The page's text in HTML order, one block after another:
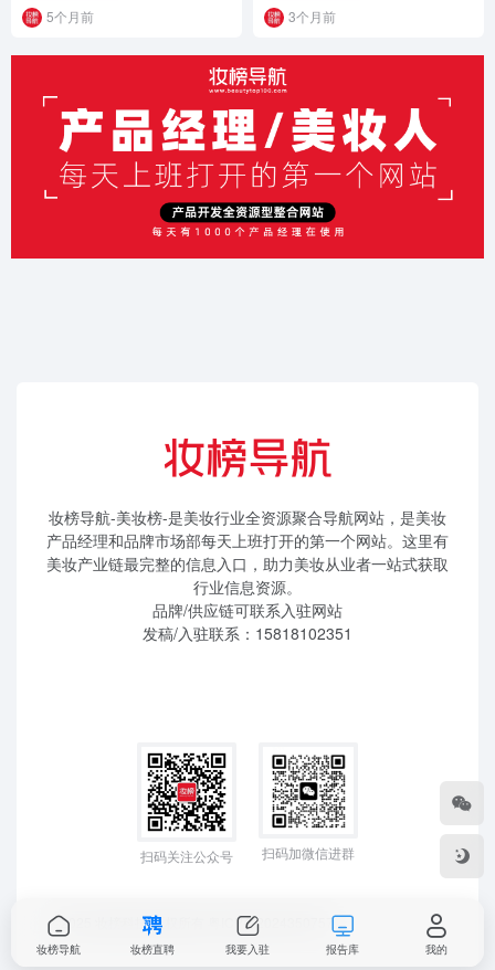
5个月前 3个月前
妆榜导航-美妆榜-是美妆行业全资源聚合导航网站，是美妆
产品经理和品牌市场部每天上班打开的第一个网站。这里有
美妆产业链最完整的信息入口，助力美妆从业者一站式获取
行业信息资源。
品牌/供应链可联系入驻网站
发稿/入驻联系：15818102351
扫码关注公众号 扫码加微信进群
©2025 妆榜科技 版权所有 粤ICP备2024350757
妆榜导航 妆榜直聘 我要入驻 报告库 我的